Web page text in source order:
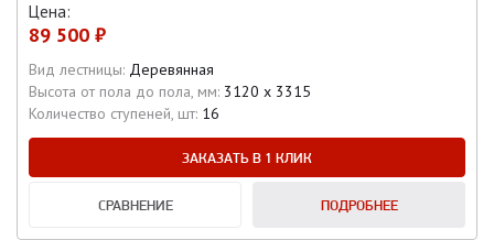
Цена:
89 500 ₽
Вид лестницы: Деревянная
Высота от пола до пола, мм: 3120 х 3315
Количество ступеней, шт: 16
ЗАКАЗАТЬ В 1 КЛИК
СРАВНЕНИЕ ПОДРОБНЕЕ